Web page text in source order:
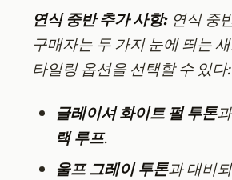
연식 중반 추가 사항: 연식 중
구매자는 두 가지 눈에 띄는
타일링 옵션을 선택할 수 있다:
글레이셔 화이트 펄 투톤
랙 루프.
울프 그레이 투톤과 대비